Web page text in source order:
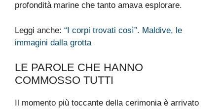
profondità marine che tanto amava esplorare.
Leggi anche: “I corpi trovati così”. Maldive, le
immagini dalla grotta
LE PAROLE CHE HANNO
COMMOSSO TUTTI
Il momento più toccante della cerimonia è arrivato